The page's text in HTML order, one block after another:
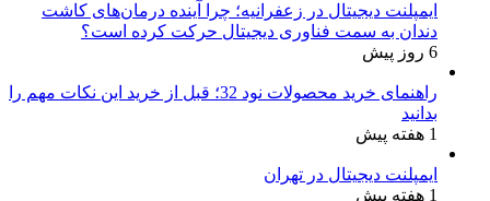
ایمپلنت دیجیتال در زعفرانیه؛ چرا آینده درمان‌های کاشت
دندان به سمت فناوری دیجیتال حرکت کرده است؟
6 روز پیش
راهنمای خرید محصولات نود 32؛ قبل از خرید این نکات مهم را
بدانید
1 هفته پیش
ایمپلنت دیجیتال در تهران
1 هفته پیش